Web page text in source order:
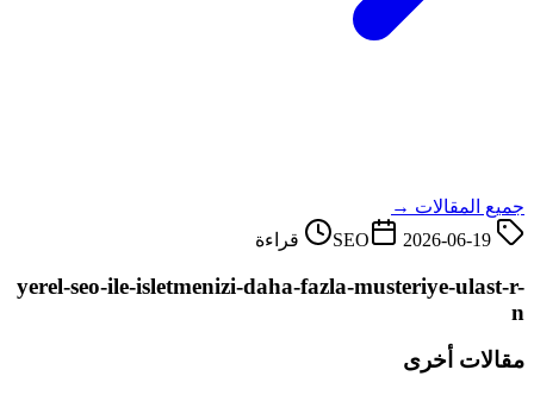
جميع المقالات →
SEO
2026-06-19 قراءة
yerel-seo-ile-isletmenizi-daha-fazla-musteriye-ulast-r-
n
مقالات أخرى